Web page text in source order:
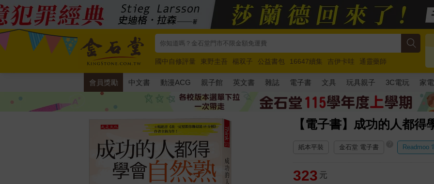
國中自修評量 東野圭吾 楊双子 公益書包 16647續集 吉伊卡哇
通靈藥師
唯紅花綻放
奧德賽 路邊攤新作 馬斯克 玩具總動員5 超慢跑
會員獎勵 中文書 動漫ACG 親子館 英文書 雜誌 電子書 文具 玩具親子 3C電玩 家電
【電子書】成功的人都得
紙本平裝 金石堂 電子書 Readmoo
323 元